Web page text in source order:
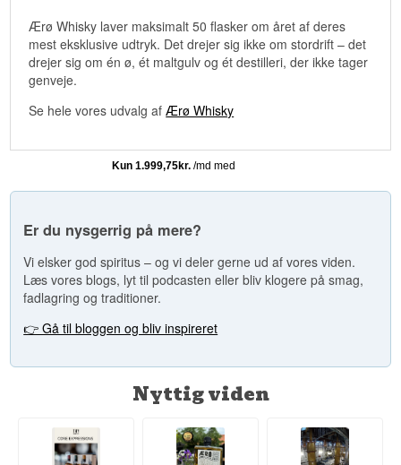
Ærø Whisky laver maksimalt 50 flasker om året af deres
mest eksklusive udtryk. Det drejer sig ikke om stordrift – det
drejer sig om én ø, ét maltgulv og ét destilleri, der ikke tager
genveje.
Se hele vores udvalg afÆrø Whisky
Er du nysgerrig på mere?
Vi elsker god spiritus – og vi deler gerne ud af vores viden.
Læs vores blogs, lyt til podcasten eller bliv klogere på smag,
fadlagring og traditioner.
👉 Gå til bloggen og bliv inspireret
Nyttig viden